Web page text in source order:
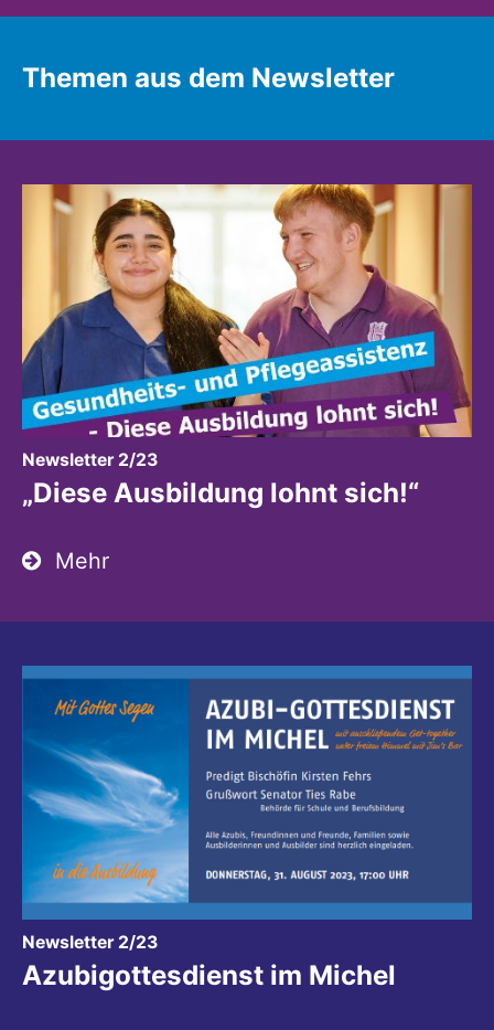
Themen aus dem Newsletter
Newsletter 2/23:
„Diese Ausbildung lohnt sich!“
Mehr
Newsletter 2/23:
Azubigottesdienst im Michel